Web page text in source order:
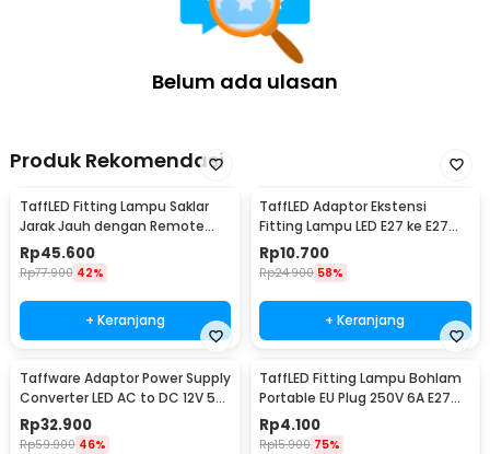
Belum ada ulasan
Produk Rekomendasi
TaffLED Fitting Lampu Saklar
Jarak Jauh dengan Remote
Control 220V E27 - GN-680
Rp45.600
Rp77.900 42%
+ Keranjang
TaffLED Adaptor Ekstensi
Fitting Lampu LED E27 ke E27
19.5cm 1 PCS - HF-400
Rp10.700
Rp24.900 58%
+ Keranjang
Taffware Adaptor Power Supply
Converter LED AC to DC 12V 5A
60W - 1250
Rp32.900
Rp59.900 46%
TaffLED Fitting Lampu Bohlam
Portable EU Plug 250V 6A E27
with Switch - HF-100
Rp4.100
Rp15.900 75%